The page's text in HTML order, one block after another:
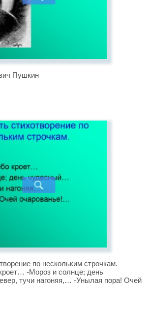
Пушкин
по нескольким строчкам.
-Мороз и солнце; день
тучи нагоняя,… -Унылая пора! Очей